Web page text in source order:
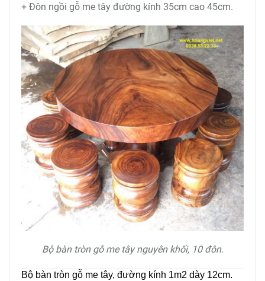
+ Đôn ngồi gỗ me tây đường kính 35cm cao 45cm.
Bộ bàn tròn gỗ me tây nguyên khối, 10 đôn.
Bộ bàn tròn gỗ me tây, đường kính 1m2 dày 12cm.